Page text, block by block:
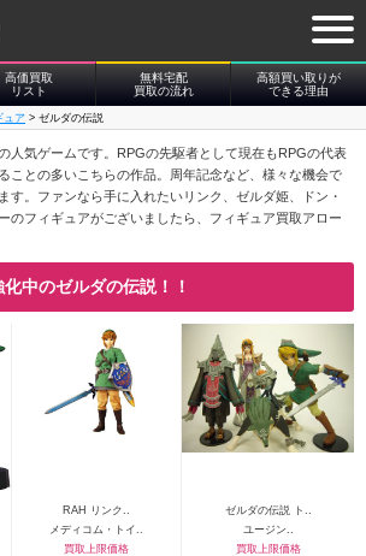
高価買取
リスト
無料宅配
買取の流れ
高額買い取りが
できる理由
ュア > ゼルダの伝説
人気ゲームです。RPGの先駆者として現在もRPGの代表
ことの多いこちらの作品。周年記念など、様々な機会で
す。ファンなら手に入れたいリンク、ゼルダ姫、ドン・
のフィギュアがございましたら、フィギュア買取アロー
中のゼルダの伝説！！
RAH リンク..
メディコム・トイ..
買取上限価格
ゼルダの伝説 ト..
ユージン..
買取上限価格